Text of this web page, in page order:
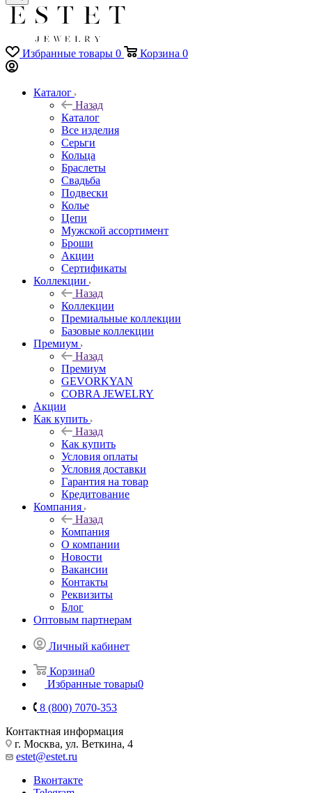
Избранные товары 0 Корзина 0
Каталог
Назад
Каталог
Все изделия
Серьги
Кольца
Браслеты
Свадьба
Подвески
Колье
Цепи
Мужской ассортимент
Броши
Акции
Сертификаты
Коллекции
Назад
Коллекции
Премиальные коллекции
Базовые коллекции
Премиум
Назад
Премиум
GEVORKYAN
COBRA JEWELRY
Акции
Как купить
Назад
Как купить
Условия оплаты
Условия доставки
Гарантия на товар
Кредитование
Компания
Назад
Компания
О компании
Новости
Вакансии
Контакты
Реквизиты
Блог
Оптовым партнерам
Личный кабинет
Корзина0
Избранные товары0
8 (800) 7070-353
Контактная информация
г. Москва, ул. Веткина, 4
estet@estet.ru
Вконтакте